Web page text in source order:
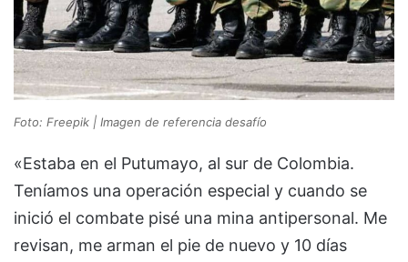
Foto: Freepik | Imagen de referencia desafío
«Estaba en el Putumayo, al sur de Colombia.
Teníamos una operación especial y cuando se
inició el combate pisé una mina antipersonal. Me
revisan, me arman el pie de nuevo y 10 días